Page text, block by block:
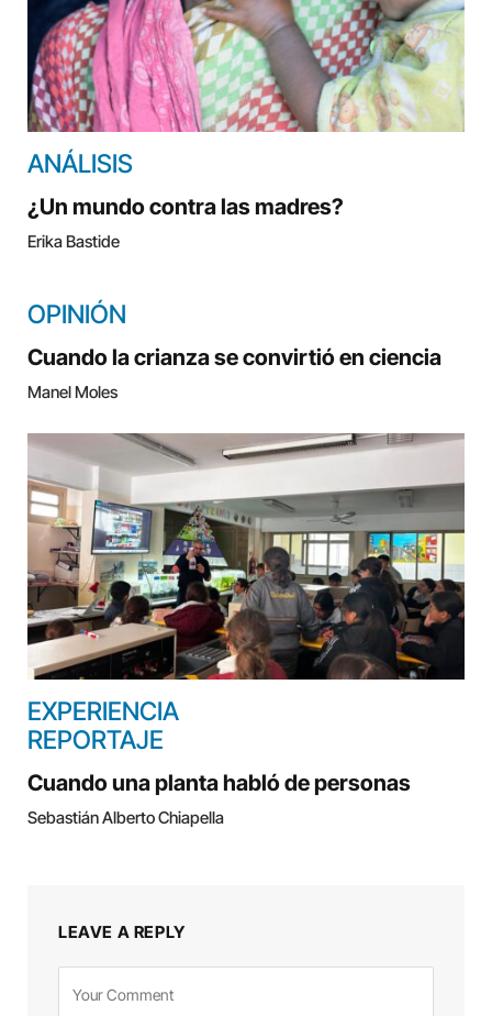
ANÁLISIS
¿Un mundo contra las madres?
Erika Bastide
OPINIÓN
Cuando la crianza se convirtió en ciencia
Manel Moles
EXPERIENCIA
REPORTAJE
Cuando una planta habló de personas
Sebastián Alberto Chiapella
LEAVE A REPLY